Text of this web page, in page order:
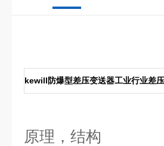
kewill防爆型差压变送器工业行业差
原理，结构